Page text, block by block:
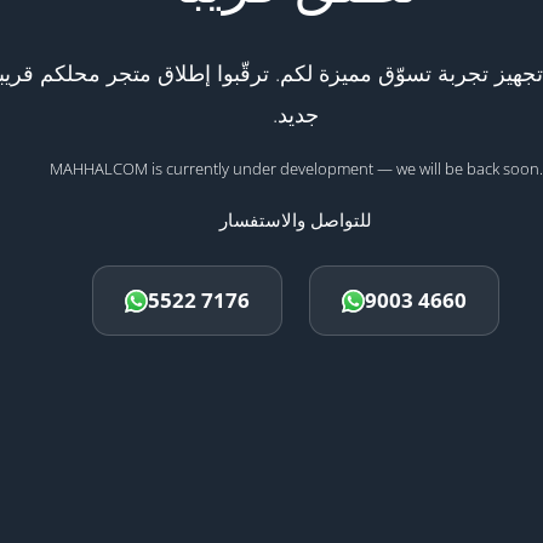
تجربة تسوّق مميزة لكم. ترقّبوا إطلاق متجر محلكم
جديد.
MAHHALCOM is currently under development — we will be back soon.
للتواصل والاستفسار
5522 7176 9003 4660